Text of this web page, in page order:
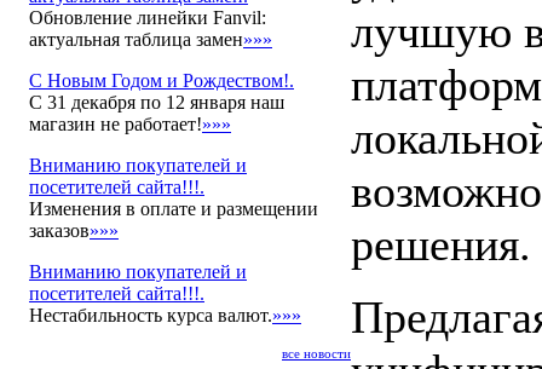
Обновление линейки Fanvil:
актуальная таблица замен»»»
С Новым Годом и Рождеством!.
С 31 декабря по 12 января наш
магазин не работает!»»»
Вниманию покупателей и
посетителей сайта!!!.
Изменения в оплате и размещении
заказов»»»
Вниманию покупателей и
посетителей сайта!!!.
Нестабильность курса валют.»»»
все новости
лучшую
решения.